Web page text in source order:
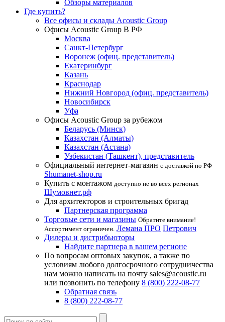
Обзоры материалов
Где купить?
Все офисы и склады Acoustic Group
Офисы Acoustic Group В РФ
Москва
Санкт-Петербург
Воронеж (офиц. представитель)
Екатеринбург
Казань
Краснодар
Нижний Новгород (офиц. представитель)
Новосибирск
Уфа
Офисы Acoustic Group за рубежом
Беларусь (Минск)
Казахстан (Алматы)
Казахстан (Астана)
Узбекистан (Ташкент), представитель
Официальный интернет-магазин с доставкой по РФ
Shumanet-shop.ru
Купить с монтажом доступно не во всех регионах
Шумовнет.рф
Для архитекторов и строительных бригад
Партнерская программа
Торговые сети и магазины Обратите внимание!
Ассортимент ограничен. Лемана ПРО Петрович
Дилеры и дистрибьюторы
Найдите партнера в вашем регионе
По вопросам оптовых закупок, а также по
условиям любого долгосрочного сотрудничества
нам можно написать на почту sales@acoustic.ru
или позвонить по телефону 8 (800) 222-08-77
Обратная связь
8 (800) 222-08-77